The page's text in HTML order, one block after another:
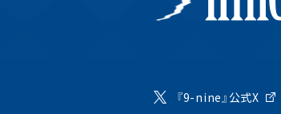
『9-nine』公式X